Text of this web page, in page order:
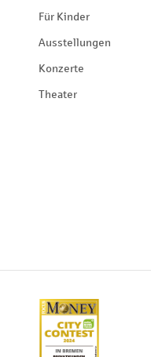
Für Kinder
Ausstellungen
Konzerte
Theater